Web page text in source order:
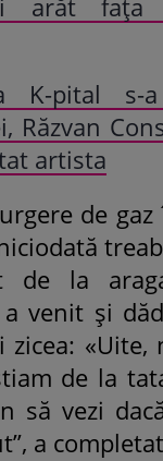
arăt fața
K-pital s-
Răzvan
artista
de
de la
venit și
zicea: «Uite,
de la
să vezi
a